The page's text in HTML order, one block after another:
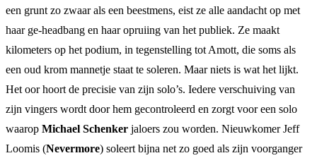
een grunt zo zwaar als een beestmens, eist ze alle aandacht op met
haar ge-headbang en haar opruiing van het publiek. Ze maakt
kilometers op het podium, in tegenstelling tot Amott, die soms als
een oud krom mannetje staat te soleren. Maar niets is wat het lijkt.
Het oor hoort de precisie van zijn solo’s. Iedere verschuiving van
zijn vingers wordt door hem gecontroleerd en zorgt voor een solo
waarop Michael Schenker jaloers zou worden. Nieuwkomer Jeff
Loomis (Nevermore) soleert bijna net zo goed als zijn voorganger